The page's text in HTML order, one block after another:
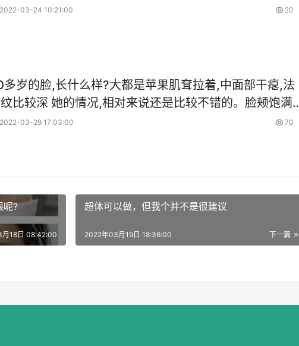
来找我做修复。 看到
2022-03-24 10:21:00 20
多岁的脸,长什么样?大都是苹果肌耷拉着,中面部干瘪,法
的情况,相对来说还是比较不错的。脸颊饱满立
,就是赘肉多,两道印第安纹更增加了油腻感,由于脸颊和鼻
2022-03-29 17:03:00 70
呢?
18日 08:42:00
超体可以做，但我个并不是很建议
下一篇
2022年03月19日 18:36:00